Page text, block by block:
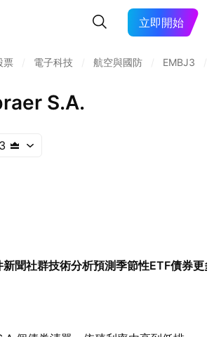
立即開始
票 電子科技 航空與國防 EMBJ3
S.A.
新聞社群技術分析預測季節性ETF債券更